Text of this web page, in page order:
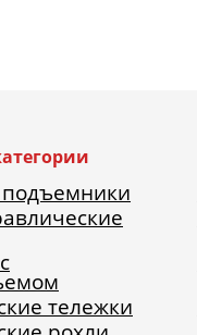
тележки